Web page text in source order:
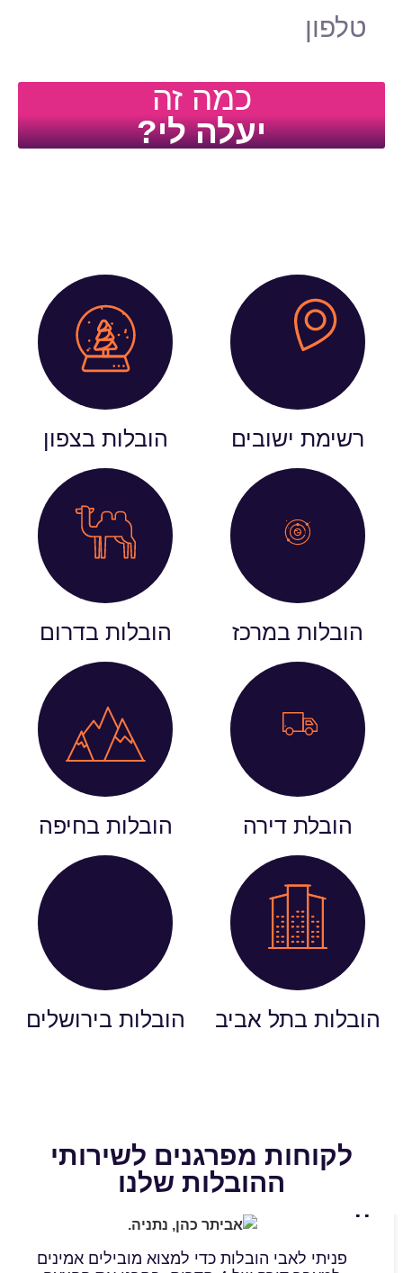
כמה זה
יעלה לי?
רשימת ישובים הובלות בצפון
הובלות במרכז הובלות בדרום
הובלת דירה הובלות בחיפה
הובלות בתל אביב הובלות בירושלים
לקוחות מפרגנים לשירותי
ההובלות שלנו
חברה הובלה מקצועית במיוחד! ביצענו מעבר ממשרד